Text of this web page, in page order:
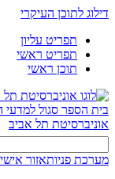
דילוג לתוכן העיקרי
תפריט עליון
תפריט ראשי
תוכן ראשי
בית הספר סגול למדעי
אוניברסיטת תל אביב
מערכת פניותאזור